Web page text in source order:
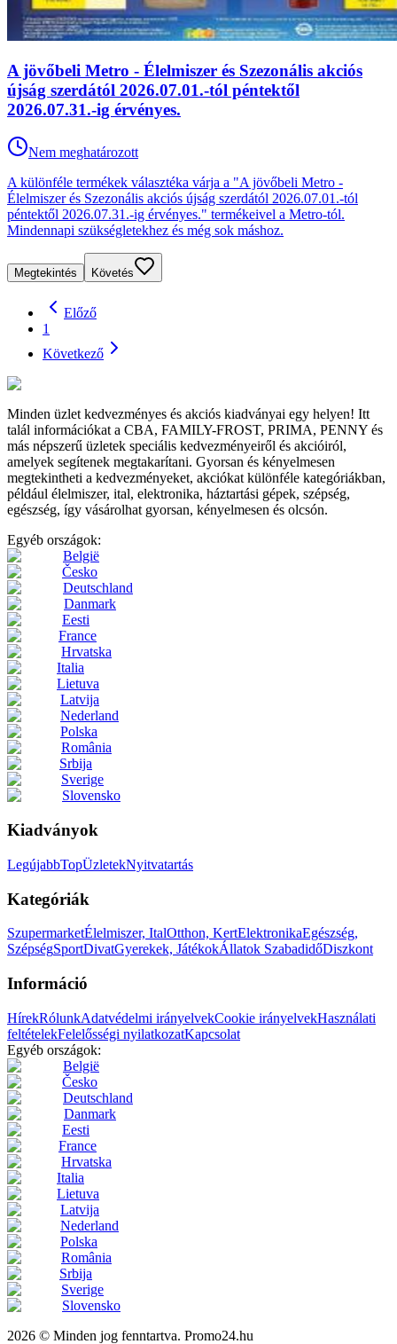
A jövőbeli Metro - Élelmiszer és Szezonális akciós
újság szerdától 2026.07.01.-tól péntektől
2026.07.31.-ig érvényes.
Nem meghatározott
A különféle termékek választéka várja a "A jövőbeli Metro -
Élelmiszer és Szezonális akciós újság szerdától 2026.07.01.-tól
péntektől 2026.07.31.-ig érvényes." termékeivel a Metro-tól.
Mindennapi szükségletekhez és még sok máshoz.
Megtekintés Követés
Előző
1
Következő
Minden üzlet kedvezményes és akciós kiadványai egy helyen! Itt
talál információkat a CBA, FAMILY-FROST, PRIMA, PENNY és
más népszerű üzletek speciális kedvezményeiről és akcióiról,
amelyek segítenek megtakarítani. Gyorsan és kényelmesen
megtekintheti a kedvezményeket, akciókat különféle kategóriákban,
például élelmiszer, ital, elektronika, háztartási gépek, szépség,
egészség, így vásárolhat gyorsan, kényelmesen és olcsón.
Egyéb országok:
België
Česko
Deutschland
Danmark
Eesti
France
Hrvatska
Italia
Lietuva
Latvija
Nederland
Polska
România
Srbija
Sverige
Slovensko
Kiadványok
LegújabbTopÜzletekNyitvatartás
Kategóriák
SzupermarketÉlelmiszer, ItalOtthon, KertElektronikaEgészség,
SzépségSportDivatGyerekek, JátékokÁllatok SzabadidőDiszkont
Információ
HírekRólunkAdatvédelmi irányelvekCookie irányelvekHasználati
feltételekFelelősségi nyilatkozatKapcsolat
Egyéb országok:
België
Česko
Deutschland
Danmark
Eesti
France
Hrvatska
Italia
Lietuva
Latvija
Nederland
Polska
România
Srbija
Sverige
Slovensko
2026 © Minden jog fenntartva. Promo24.hu